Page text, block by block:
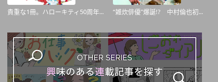
貴重な1冊。ハローキティ50周年... “雑炊俳優”爆誕!? 中村倫也初...